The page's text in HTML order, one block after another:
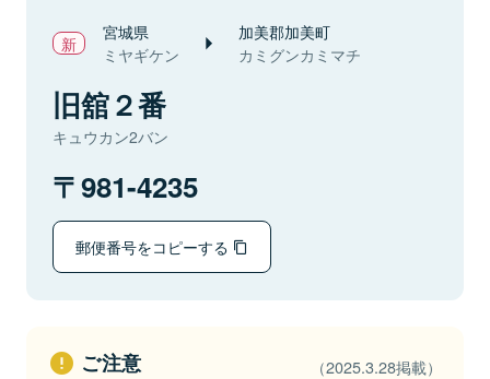
宮城県
ミヤギケン
加美郡加美町
カミグンカミマチ
旧舘２番
キュウカン2バン
981-4235
郵便番号をコピーする
ご注意 （2025.3.28掲載）